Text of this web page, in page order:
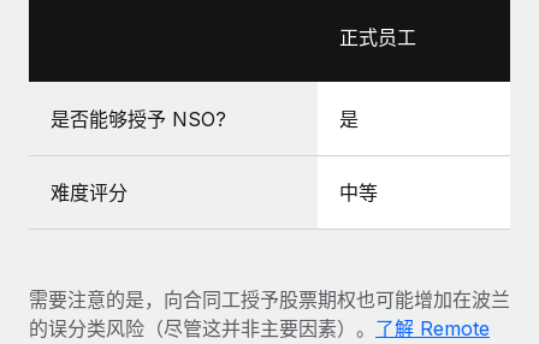
What a Workday global payroll implementation
Most teams hear "payroll implementation" and picture a
six-month project with a dedicated team....
了解更多
正式员工
是否能够授予 NSO? 是
难度评分 中等
需要注意的是，向合同工授予股票期权也可能增加在波兰
的误分类风险（尽管这并非主要因素）。 了解 Remote